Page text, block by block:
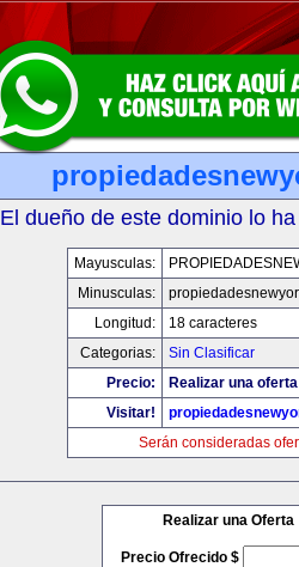
El dueño de este dominio lo
Mayusculas:
Minusculas:
Longitud:
18 caracteres
Categorias:
Sin Clasificar
Precio:
Realizar una
Visitar!
Serán consideradas
Realizar una Oferta
Precio Ofrecido $